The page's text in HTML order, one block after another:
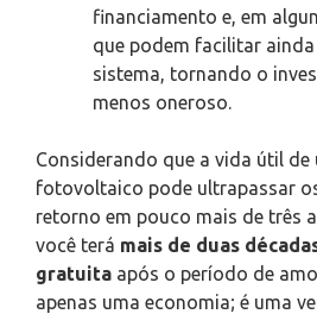
financiamento e, em
que podem facilitar
sistema, tornando o
menos oneroso.
Considerando que a vida útil de
fotovoltaico pode ultrapassar
retorno em pouco mais de três
você terá mais de duas
gratuita após o período de
apenas uma economia; é uma